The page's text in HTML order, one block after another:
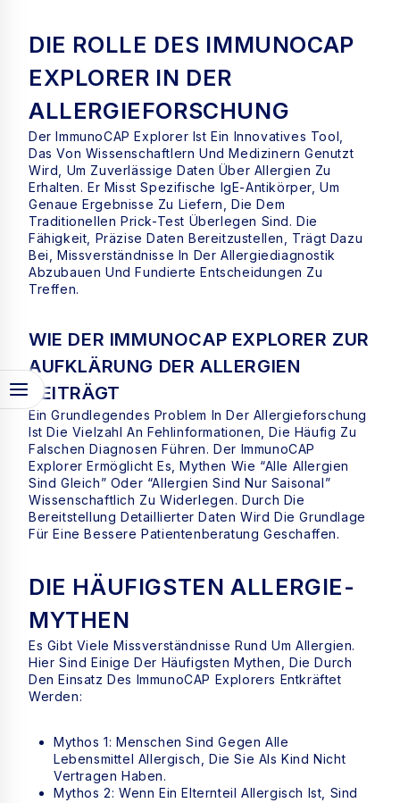
DIE ROLLE DES IMMUNOCAP
EXPLORER IN DER
ALLERGIEFORSCHUNG
Der ImmunoCAP Explorer Ist Ein Innovatives Tool,
Das Von Wissenschaftlern Und Medizinern Genutzt
Wird, Um Zuverlässige Daten Über Allergien Zu
Erhalten. Er Misst Spezifische IgE-Antikörper, Um
Genaue Ergebnisse Zu Liefern, Die Dem
Traditionellen Prick-Test Überlegen Sind. Die
Fähigkeit, Präzise Daten Bereitzustellen, Trägt Dazu
Bei, Missverständnisse In Der Allergiediagnostik
Abzubauen Und Fundierte Entscheidungen Zu
Treffen.
WIE DER IMMUNOCAP EXPLORER ZUR
AUFKLÄRUNG DER ALLERGIEN
BEITRÄGT
Ein Grundlegendes Problem In Der Allergieforschung
Ist Die Vielzahl An Fehlinformationen, Die Häufig Zu
Falschen Diagnosen Führen. Der ImmunoCAP
Explorer Ermöglicht Es, Mythen Wie “alle Allergien
Sind Gleich” Oder “Allergien Sind Nur Saisonal”
Wissenschaftlich Zu Widerlegen. Durch Die
Bereitstellung Detaillierter Daten Wird Die Grundlage
Für Eine Bessere Patientenberatung Geschaffen.
DIE HÄUFIGSTEN ALLERGIE-
MYTHEN
Es Gibt Viele Missverständnisse Rund Um Allergien.
Hier Sind Einige Der Häufigsten Mythen, Die Durch
Den Einsatz Des ImmunoCAP Explorers Entkräftet
Werden:
Mythos 1: Menschen Sind Gegen Alle
Lebensmittel Allergisch, Die Sie Als Kind Nicht
Vertragen Haben.
Mythos 2: Wenn Ein Elternteil Allergisch Ist, Sind